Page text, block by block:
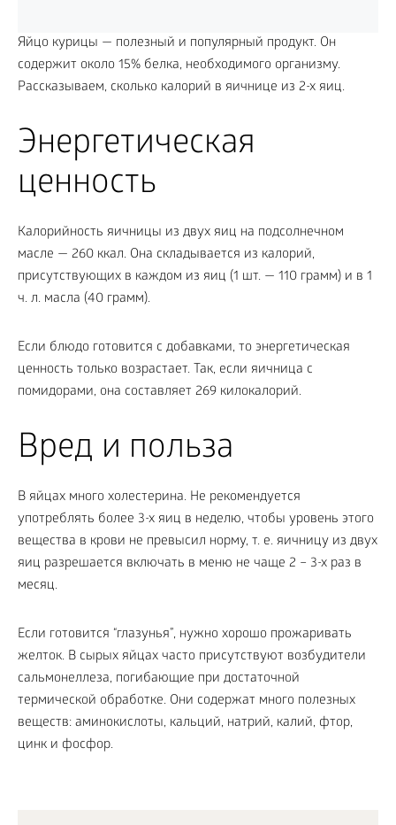
Яйцо курицы — полезный и популярный продукт. Он
содержит около 15% белка, необходимого организму.
Рассказываем, сколько калорий в яичнице из 2-х яиц.
Энергетическая
ценность
Калорийность яичницы из двух яиц на подсолнечном
масле — 260 ккал. Она складывается из калорий,
присутствующих в каждом из яиц (1 шт. — 110 грамм) и в 1
ч. л. масла (40 грамм).
Если блюдо готовится с добавками, то энергетическая
ценность только возрастает. Так, если яичница с
помидорами, она составляет 269 килокалорий.
Вред и польза
В яйцах много холестерина. Не рекомендуется
употреблять более 3-х яиц в неделю, чтобы уровень этого
вещества в крови не превысил норму, т. е. яичницу из двух
яиц разрешается включать в меню не чаще 2 – 3-х раз в
месяц.
Если готовится “глазунья”, нужно хорошо прожаривать
желток. В сырых яйцах часто присутствуют возбудители
сальмонеллеза, погибающие при достаточной
термической обработке. Они содержат много полезных
веществ: аминокислоты, кальций, натрий, калий, фтор,
цинк и фосфор.